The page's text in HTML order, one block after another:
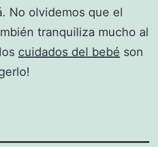
No olvidemos que el
tranquiliza mucho al
cuidados del bebé son